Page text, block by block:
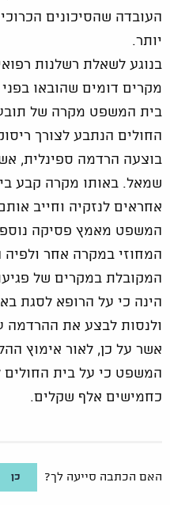
העובדה שהסיכונים
יותר.
בנוגע לשאלת רשלנות
מקרים דומים שהובאו
בית המשפט מקרה של
החולים הנתבע לצורך
בוצעה הרדמה ספינלית,
שמאל. באותו מקרה קבע
אחראים לנזקיה וחייב
המשפט מאמץ פסיקה
המחוזי במקרה אחר
המקובלת במקרים של
הינה כי על הרופא לסגת
ולנסות לבצע את ההרדמה
אשר על כן, לאור אימוץ
המשפט כי על בית
כחמישים אלף שקלים.
האם הכתבה סייעה לך? כן